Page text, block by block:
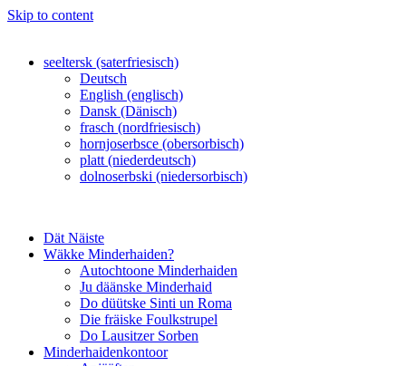
Skip to content
seeltersk (saterfriesisch)
Deutsch
English (englisch)
Dansk (Dänisch)
frasch (nordfriesisch)
hornjoserbsce (obersorbisch)
platt (niederdeutsch)
dolnoserbski (niedersorbisch)
Dät Näiste
Wäkke Minderhaiden?
Autochtoone Minderhaiden
Ju däänske Minderhaid
Do düütske Sinti un Roma
Die fräiske Foulkstrupel
Do Lausitzer Sorben
Minderhaidenkontoor